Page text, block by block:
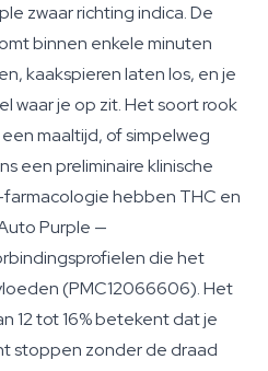
zwaar richting indica. De
binnen enkele minuten
kaakspieren laten los, en je
waar je op zit. Het soort rook
maaltijd, of simpelweg
een preliminaire klinische
hebben THC en
Purple —
die het
(PMC12066606). Het
12 tot 16% betekent dat je
stoppen zonder de draad